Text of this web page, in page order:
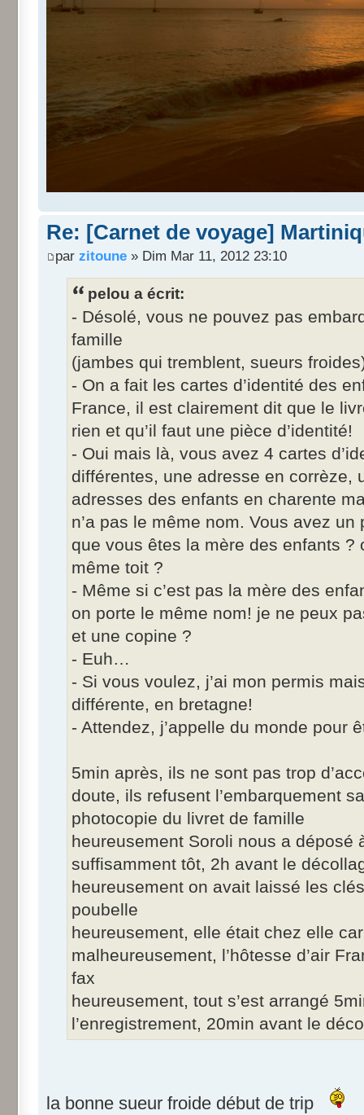
Re: [Carnet de voyage]
par zitoune » Dim Mar 11, 2012 23:10
pelou a écrit:
- Désolé, vous ne pouvez pas
famille
(jambes qui tremblent, sueurs
- On a fait les cartes d’identité des
France, il est clairement dit que le
rien et qu’il faut une pièce d’identité!
- Oui mais là, vous avez 4 cartes
différentes, une adresse en corrèze,
adresses des enfants en charente
n’a pas le même nom. Vous avez
que vous êtes la mère des enfants
même toit ?
- Même si c’est pas la mère des
on porte le même nom! je ne peux
et une copine ?
- Euh…
- Si vous voulez, j’ai mon permis
différente, en bretagne!
- Attendez, j’appelle du monde pour
5min après, ils ne sont pas trop
doute, ils refusent l’embarquement
photocopie du livret de famille
heureusement Soroli nous a déposé
suffisamment tôt, 2h avant le
heureusement on avait laissé les
poubelle
heureusement, elle était chez elle
malheureusement, l’hôtesse d’air
fax
heureusement, tout s’est arrangé
l’enregistrement, 20min avant le
la bonne sueur froide début de trip